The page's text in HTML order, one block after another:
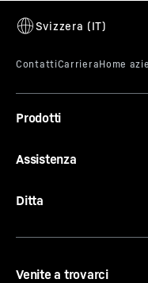
In caso di allarme, il
sistema di controllo
anticipo quali allarmi
impostare per quanto
immediatamente in
Classificazione
Prodotti
Assistenza
Ditta
Venite a trovarci